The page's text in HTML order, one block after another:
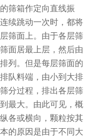
筛箱作定向直线振
续跳动一次时，都将
筛面上。由于各层筛
面居最上层，然后由
列。但是每层筛面的
队料端，由小到大排
分过程，排出各层筛
最大。由此可见，概
各或横向，颗粒按其
的原因是由于不同大